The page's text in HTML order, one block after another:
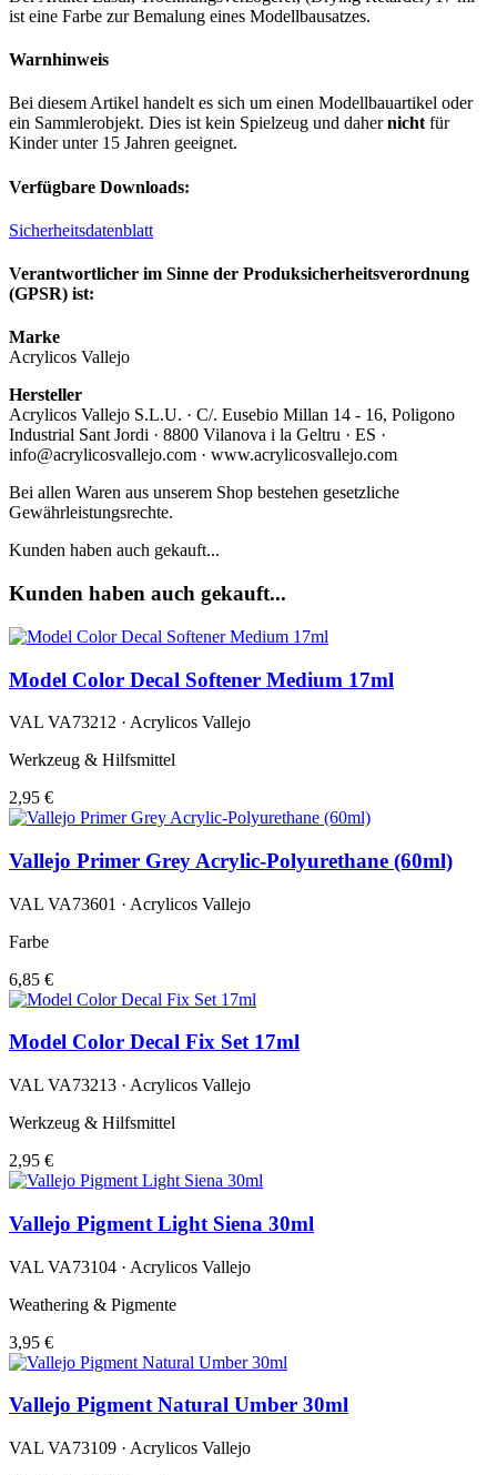
ist eine Farbe zur Bemalung eines Modellbausatzes.
Warnhinweis
Bei diesem Artikel handelt es sich um einen Modellbauartikel oder
ein Sammlerobjekt. Dies ist kein Spielzeug und dahernicht für
Kinder unter 15 Jahren geeignet.
Verfügbare Downloads:
Sicherheitsdatenblatt
Verantwortlicher im Sinne der Produksicherheitsverordnung
(GPSR) ist:
Marke
Acrylicos Vallejo
Hersteller
Acrylicos Vallejo S.L.U. · C/. Eusebio Millan 14 - 16, Poligono
Industrial Sant Jordi · 8800 Vilanova i la Geltru · ES ·
info@acrylicosvallejo.com · www.acrylicosvallejo.com
Bei allen Waren aus unserem Shop bestehen gesetzliche
Gewährleistungsrechte.
Kunden haben auch gekauft...
Kunden haben auch gekauft...
Model Color Decal Softener Medium 17ml
VAL VA73212 · Acrylicos Vallejo
Werkzeug & Hilfsmittel
2,95 €
Vallejo Primer Grey Acrylic-Polyurethane (60ml)
VAL VA73601 · Acrylicos Vallejo
Farbe
6,85 €
Model Color Decal Fix Set 17ml
VAL VA73213 · Acrylicos Vallejo
Werkzeug & Hilfsmittel
2,95 €
Vallejo Pigment Light Siena 30ml
VAL VA73104 · Acrylicos Vallejo
Weathering & Pigmente
3,95 €
Vallejo Pigment Natural Umber 30ml
VAL VA73109 · Acrylicos Vallejo